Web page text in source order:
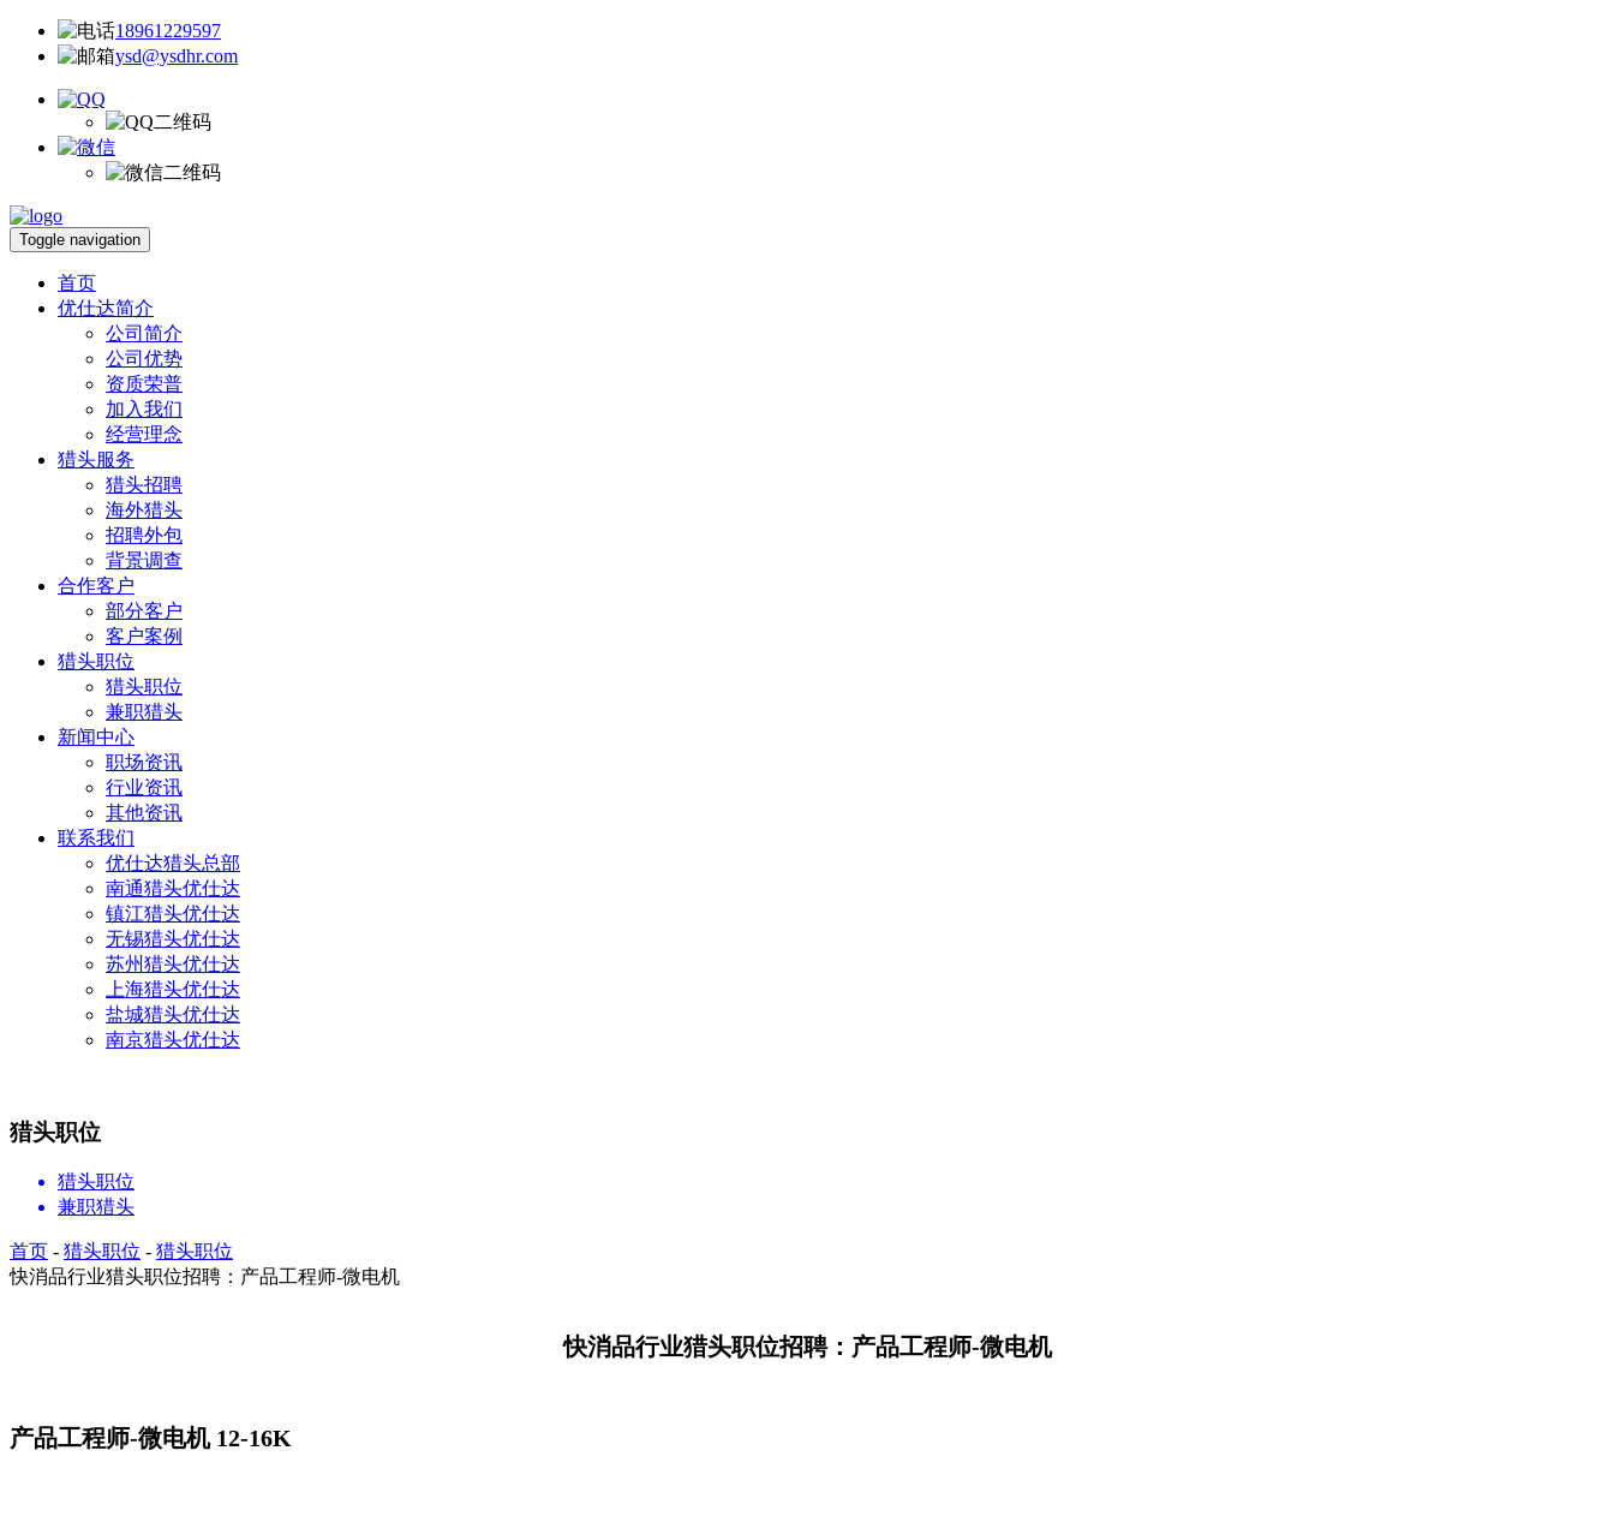
18961229597
ysd@ysdhr.com
Toggle navigation
首页
优仕达简介
公司简介
公司优势
资质荣普
加入我们
经营理念
猎头服务
猎头招聘
海外猎头
招聘外包
背景调查
合作客户
部分客户
客户案例
猎头职位
猎头职位
兼职猎头
新闻中心
职场资讯
行业资讯
其他资讯
联系我们
优仕达猎头总部
南通猎头优仕达
镇江猎头优仕达
无锡猎头优仕达
苏州猎头优仕达
上海猎头优仕达
盐城猎头优仕达
南京猎头优仕达
猎头职位
猎头职位
兼职猎头
首页 - 猎头职位 - 猎头职位
快消品行业猎头职位招聘：产品工程师-微电机
快消品行业猎头职位招聘：产品工程师-微电机
产品工程师-微电机 12-16K